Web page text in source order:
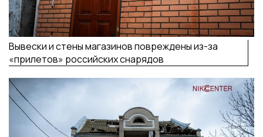
Вывески и стены магазинов повреждены из-за
«прилетов» российских снарядов